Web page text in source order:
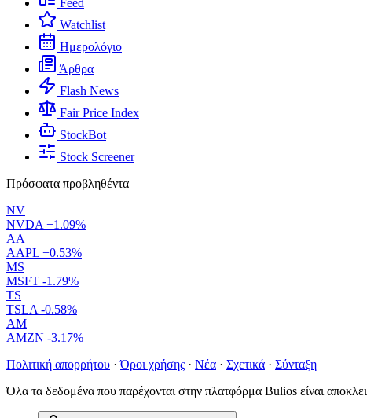
Feed
Watchlist
Ημερολόγιο
Άρθρα
Flash News
Fair Price Index
StockBot
Stock Screener
Πρόσφατα προβληθέντα
NV
NVDA +1.09%
AA
AAPL +0.53%
MS
MSFT -1.79%
TS
TSLA -0.58%
AM
AMZN -3.17%
Πολιτική απορρήτου · Όροι χρήσης · Νέα · Σχετικά · Σύνταξη
Όλα τα δεδομένα που παρέχονται στην πλατφόρμα Bulios είναι